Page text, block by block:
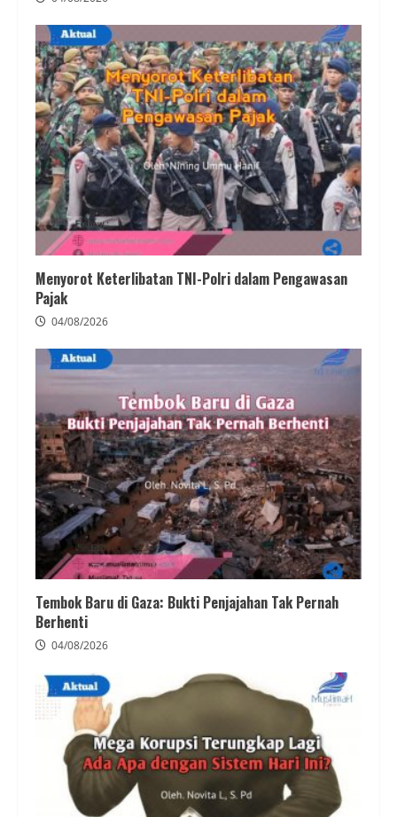
Menyorot Keterlibatan TNI-Polri dalam Pengawasan
Pajak
04/08/2026
Tembok Baru di Gaza: Bukti Penjajahan Tak Pernah
Berhenti
04/08/2026